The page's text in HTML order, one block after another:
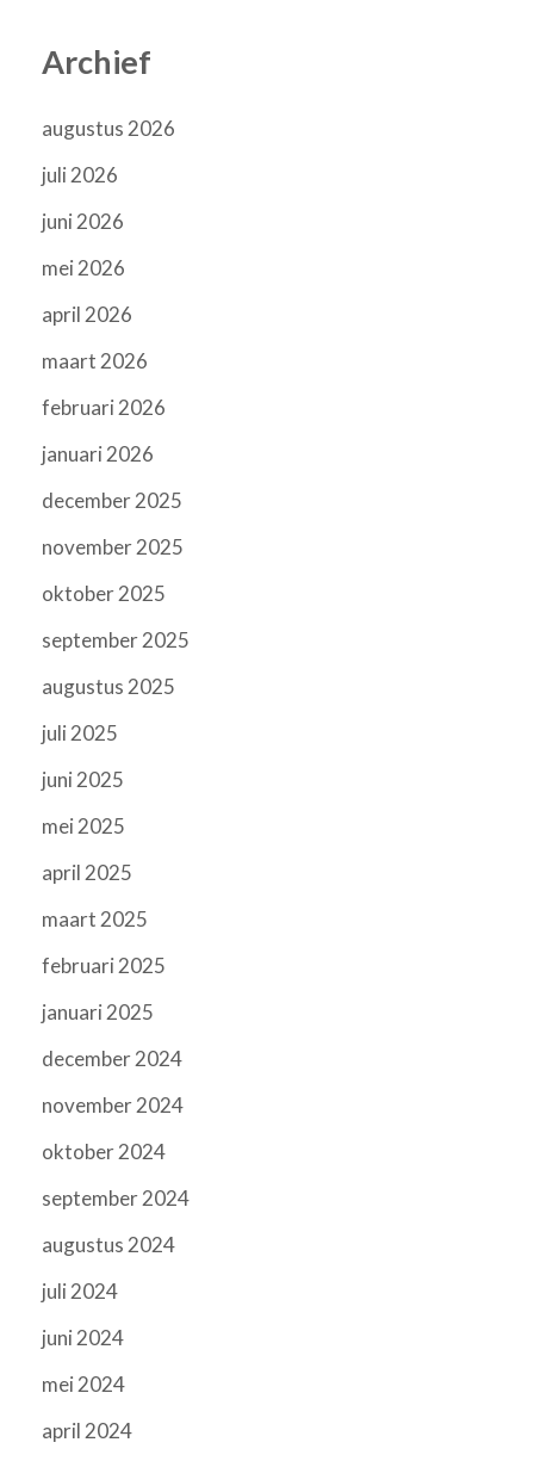
Archief
augustus 2026
juli 2026
juni 2026
mei 2026
april 2026
maart 2026
februari 2026
januari 2026
december 2025
november 2025
oktober 2025
september 2025
augustus 2025
juli 2025
juni 2025
mei 2025
april 2025
maart 2025
februari 2025
januari 2025
december 2024
november 2024
oktober 2024
september 2024
augustus 2024
juli 2024
juni 2024
mei 2024
april 2024